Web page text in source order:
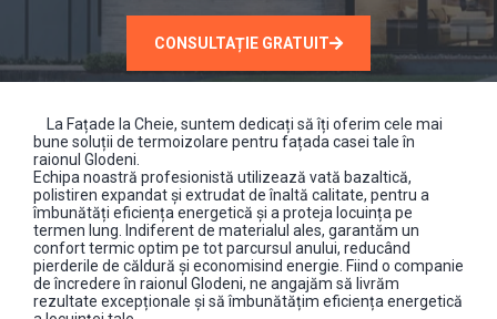
CONSULTAȚIE GRATUIT
La Fațade la Cheie, suntem dedicați să îți oferim cele mai
bune soluții de termoizolare pentru fațada casei tale în
raionul Glodeni.
Echipa noastră profesionistă utilizează vată bazaltică,
polistiren expandat și extrudat de înaltă calitate, pentru a
îmbunătăți eficiența energetică și a proteja locuința pe
termen lung. Indiferent de materialul ales, garantăm un
confort termic optim pe tot parcursul anului, reducând
pierderile de căldură și economisind energie. Fiind o companie
de încredere în raionul Glodeni, ne angajăm să livrăm
rezultate excepționale și să îmbunătățim eficiența energetică